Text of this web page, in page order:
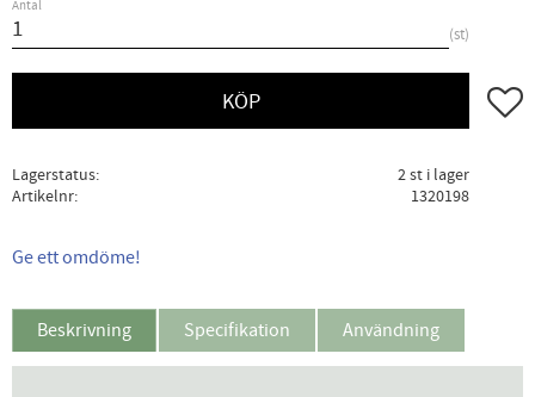
Antal
st
KÖP Lägg
Lagerstatus
2 st i lager
Artikelnr
1320198
Ge ett omdöme!
Beskrivning Specifikation Användning